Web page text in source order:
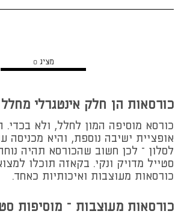
הצגמציג0
כורסאות הן חלק אינטגרלי מחלל
כורסא מוסיפה המון לחלל, ולא
אופציית ישיבה נוספת, והיא מכניסה
לסלון – לכן חשוב שהכורסא תהיה
סטייל מדויק ונקי. בקאזה תוכלו
כורסאות מעוצבות ואיכותיות כאחד.
כורסאות מעוצבות – מוסיפות